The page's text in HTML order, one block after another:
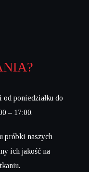
od poniedziałku do
– 17:00.
próbki naszych
ich jakość na